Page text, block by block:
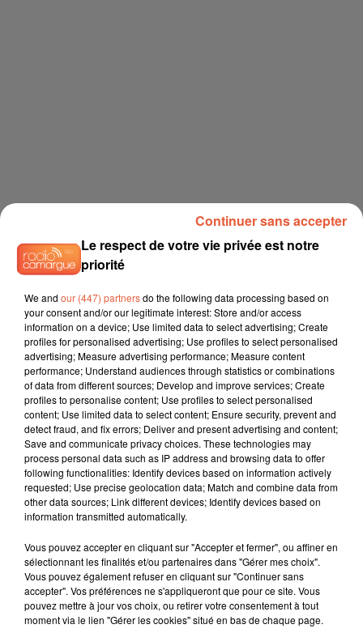
À LA UNE
Le respect de votre vie privée est notre
priorité
We and our (447) partnersdo the following data processing based on
your consent and/or our legitimate interest: Store and/or access
information on a device; Use limited data to select advertising; Create
profiles for personalised advertising; Use profiles to select personalised
advertising; Measure advertising performance; Measure content
performance; Understand audiences through statistics or combinations
of data from different sources; Develop and improve services; Create
profiles to personalise content; Use profiles to select personalised
content; Use limited data to select content; Ensure security, prevent and
detect fraud, and fix errors; Deliver and present advertising and content;
Save and communicate privacy choices. These technologies may
process personal data such as IP address and browsing data to offer
following functionalities: Identify devices based on information actively
requested; Use precise geolocation data; Match and combine data from
other data sources; Link different devices; Identify devices based on
information transmitted automatically.
Vous pouvez accepter en cliquant sur "Accepter et fermer", ou affiner en
sélectionnant les finalités et/ou partenaires dans "Gérer mes choix".
Vous pouvez également refuser en cliquant sur "Continuer sans
accepter". Vos préférences ne s'appliqueront que pour ce site. Vous
pouvez mettre à jour vos choix, ou retirer votre consentement à tout
moment via le lien "Gérer les cookies" situé en bas de chaque page.
Continuer sans accepter